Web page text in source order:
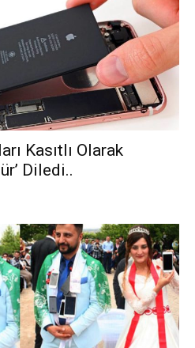
Kasıtlı Olarak
Diledi..